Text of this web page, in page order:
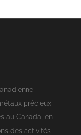
précieux
au Canada, en
des activités